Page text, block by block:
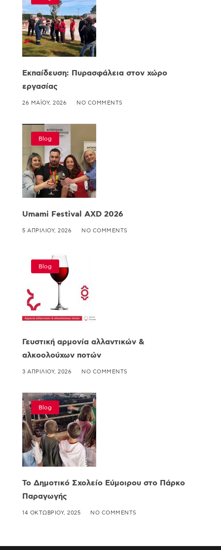
Εκπαίδευση: Πυρασφάλεια στον χώρο
εργασίας
26 ΜΑΪ́ΟΥ, 2026 NO COMMENTS
Blog
Umami Festival AXD 2026
5 ΑΠΡΙΛΊΟΥ, 2026 NO COMMENTS
Blog
Γευστική αρμονία αλλαντικών &
αλκοολούχων ποτών
3 ΑΠΡΙΛΊΟΥ, 2026 NO COMMENTS
Blog
Το Δημοτικό Σχολείο Εύμοιρου στο Πάρκο
Παραγωγής
14 ΟΚΤΩΒΡΊΟΥ, 2025 NO COMMENTS